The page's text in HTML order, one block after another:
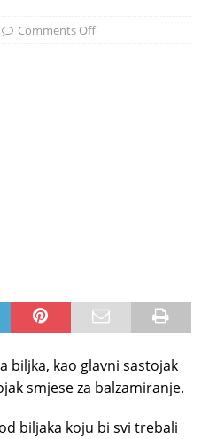
Comments Off
biljka, kao glavni sastojak
smjese za balzamiranje.
biljaka koju bi svi trebali